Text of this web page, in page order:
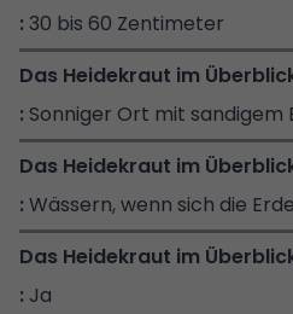
30 bis 60 Zentimeter
Sonniger Ort mit sandigem
Wässern, wenn sich die
Ja